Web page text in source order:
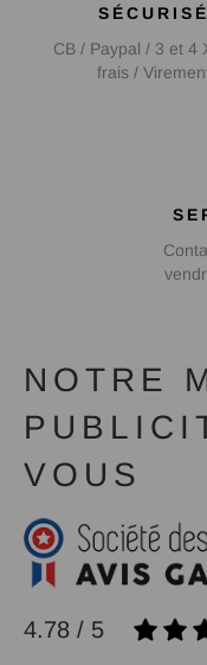
SÉCURISÉ
CB / Paypal / 3 et 4
frais /
NOTRE
VOUS
4.78 / 5